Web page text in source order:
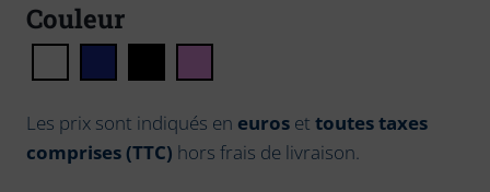
Couleur
Les prix sont indiqués en euros et toutes taxes
comprises (TTC) hors frais de livraison.